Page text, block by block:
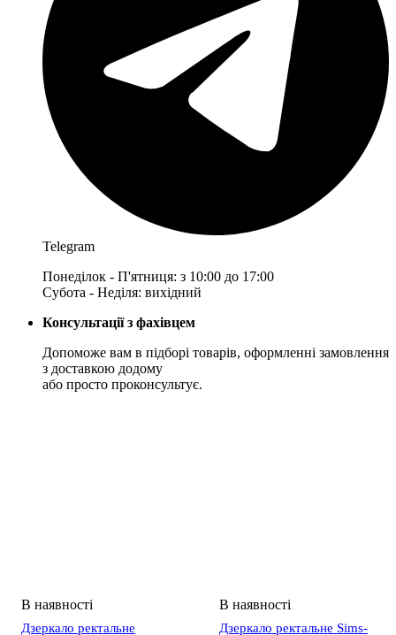
Telegram
Понеділок - П'ятниця: з 10:00 до 17:00
Субота - Неділя: вихідний
Консультації з фахівцем
Допоможе вам в підборі товарів, оформленні замовлення
з доставкою додому
або просто проконсультує.
Дзеркало ректальне Дзеркало ректальне Sims-